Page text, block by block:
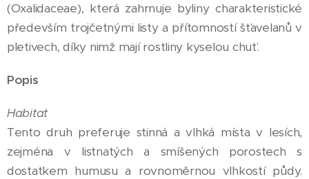
(Oxalidaceae), která zahrnuje byliny charakteristické
především trojčetnými listy a přítomností šťavelanů v
pletivech, díky nimž mají rostliny kyselou chuť.
Popis
Habitat
Tento druh preferuje stinná a vlhká místa v lesích,
zejména v listnatých a smíšených porostech s
dostatkem humusu a rovnoměrnou vlhkostí půdy.